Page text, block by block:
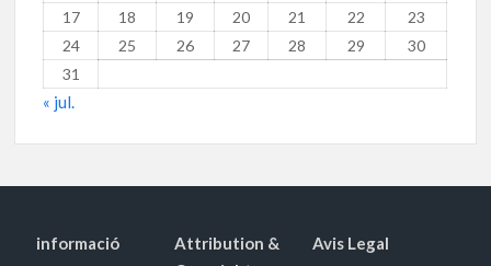
17
18 19 20 21 22
23
24
25 26 27 28 29
30
31
« jul.
informació
Attribution &
Avis Legal